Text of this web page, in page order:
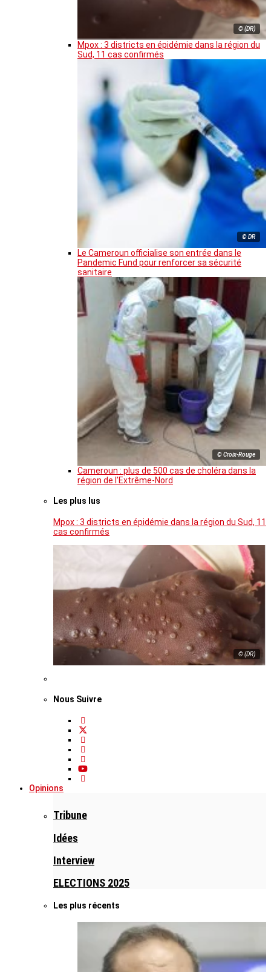
© (DR)
Mpox : 3 districts en épidémie dans la région du
Sud, 11 cas confirmés
© DR
Le Cameroun officialise son entrée dans le
Pandemic Fund pour renforcer sa sécurité
sanitaire
© Croix-Rouge
Cameroun : plus de 500 cas de choléra dans la
région de l’Extrême-Nord
Les plus lus
Mpox : 3 districts en épidémie dans la région du Sud, 11
cas confirmés
© (DR)
Nous Suivre
Opinions
Tribune
Idées
Interview
ELECTIONS 2025
Les plus récents